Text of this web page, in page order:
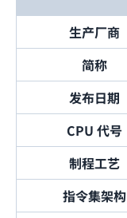
生产厂商
简称
发布日期
CPU 代号
制程工艺
指令集架构